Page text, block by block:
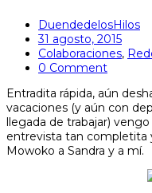
DuendedelosHilos
31 agosto, 2015
Colaboraciones,
0 Comment
Entradita rápida, aún
vacaciones (y aún con
llegada de trabajar)
entrevista tan completita
Mowoko a Sandra y a mí.